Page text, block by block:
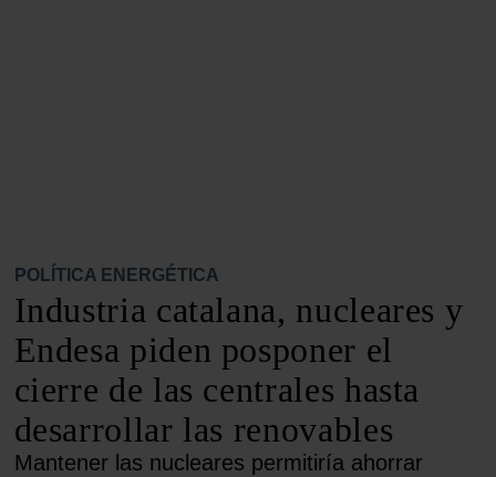
POLÍTICA ENERGÉTICA
Industria catalana, nucleares y
Endesa piden posponer el
cierre de las centrales hasta
desarrollar las renovables
Mantener las nucleares permitiría ahorrar